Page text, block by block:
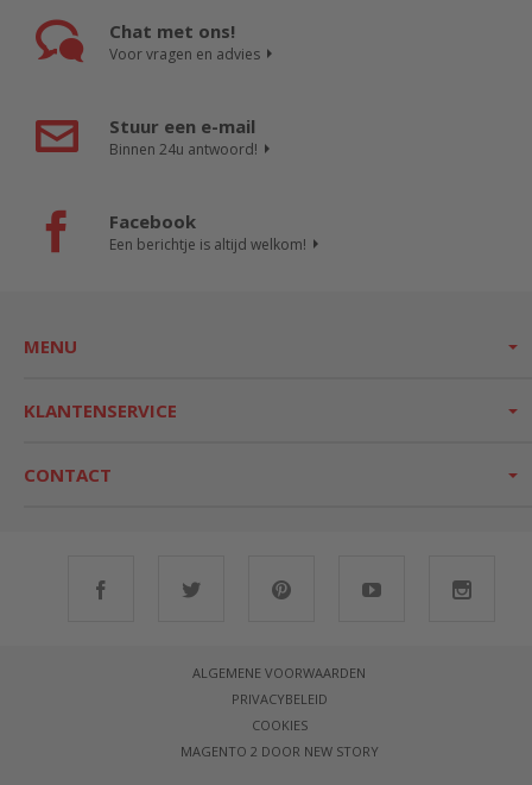
Chat met ons!
Voor vragen en advies
Stuur een e-mail
Binnen 24u antwoord!
Facebook
Een berichtje is altijd welkom!
MENU
KLANTENSERVICE
CONTACT
ALGEMENE VOORWAARDEN
PRIVACYBELEID
COOKIES
MAGENTO 2 DOOR NEW STORY